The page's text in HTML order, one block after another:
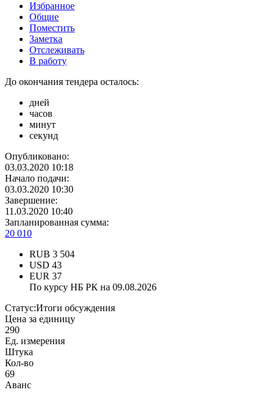
Избранное
Общие
Поместить
Заметка
Отслеживать
В работу
До окончания тендера осталось:
дней
часов
минут
секунд
Опубликовано:
03.03.2020 10:18
Начало подачи:
03.03.2020 10:30
Завершение:
11.03.2020 10:40
Запланированная сумма:
20 010
RUB 3 504
USD 43
EUR 37
По курсу НБ РК на 09.08.2026
Статус:Итоги обсуждения
Цена за единицу
290
Ед. измерения
Штука
Кол-во
69
Аванс